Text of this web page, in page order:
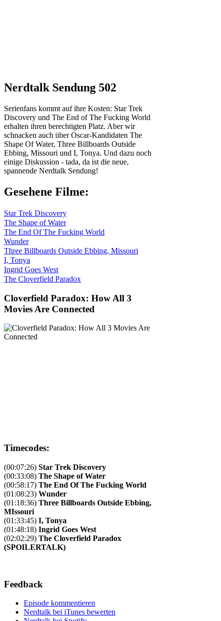
Nerdtalk Sendung 502
Serienfans kommt auf ihre Kosten: Star Trek
Discovery und The End of The Fucking World
erhalten ihren berechtigten Platz. Aber wir
schnacken auch über Oscar-Kandidaten The
Shape Of Water, Three Billboards Outside
Ebbing, Missouri und I, Tonya. Und dazu noch
einige Diskussion - tada, da ist die neue,
spannende Nerdtalk Sendung!
Gesehene Filme:
Star Trek Discovery
The Shape of Water
The End Of The Fucking World
Wunder
Three Billboards Outside Ebbing, Missouri
I, Tonya
Ingrid Goes West
The Cloverfield Paradox
Cloverfield Paradox: How All 3
Movies Are Connected
Timecodes:
(00:07:26) Star Trek Discovery
(00:33:08) The Shape of Water
(00:58:17) The End Of The Fucking World
(01:08:23) Wunder
(01:18:36) Three Billboards Outside Ebbing,
MIssouri
(01:33:45) I, Tonya
(01:48:18) Ingrid Goes West
(02:02:29) The Cloverfield Paradox
(SPOILERTALK)
Feedback
Episode kommentieren
Nerdtalk bei iTunes bewerten